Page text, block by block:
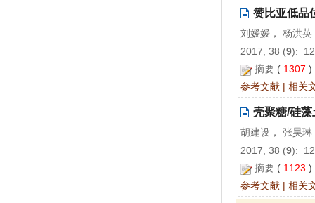
赞比亚低品
刘媛媛， 杨洪
2017, 38 (9):
摘要 ( 1307
参考文献 | 相关
壳聚糖/硅
胡建设， 张昊
2017, 38 (9):
摘要 ( 1123
参考文献 | 相关